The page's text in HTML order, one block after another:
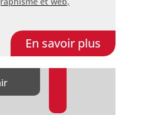
En savoir plus